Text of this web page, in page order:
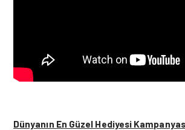
Dünyanın En Güzel Hediyesi